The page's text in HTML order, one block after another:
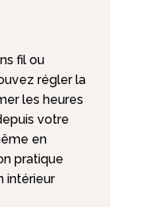
fil ou
régler la
les heures
votre
en
pratique
intérieur